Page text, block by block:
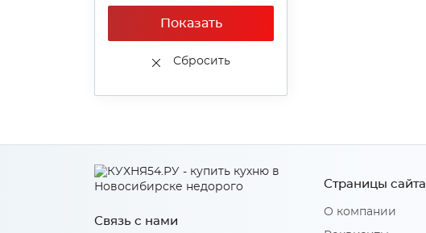
Показать
Сбросить
Связь с нами
Страницы сайта
О компании